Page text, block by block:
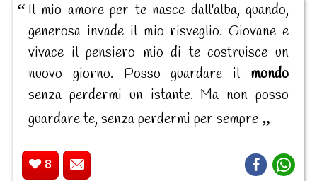
Il mio amore per te nasce dall'alba, quando,
generosa invade il mio risveglio. Giovane e
vivace il pensiero mio di te costruisce un
nuovo giorno. Posso guardare il mondo
senza perdermi un istante. Ma non posso
guardare te, senza perdermi per sempre
8